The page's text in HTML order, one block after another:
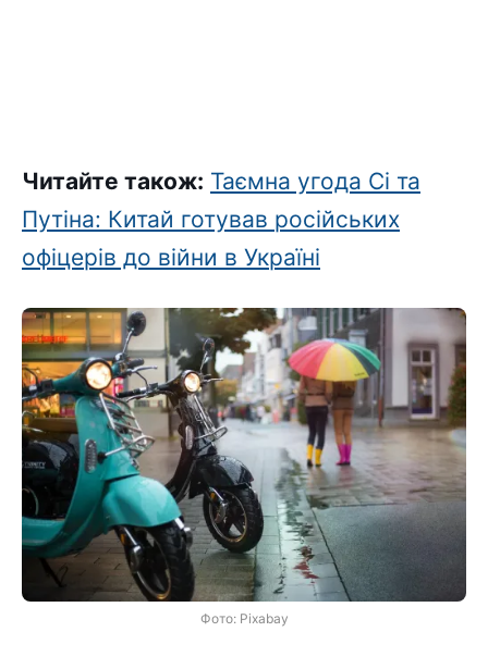
Читайте також: Таємна угода Сі та
Путіна: Китай готував російських
офіцерів до війни в Україні
Фото: Pixabay